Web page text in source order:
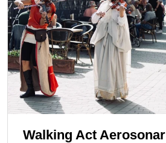
Walking Act Aerosonar